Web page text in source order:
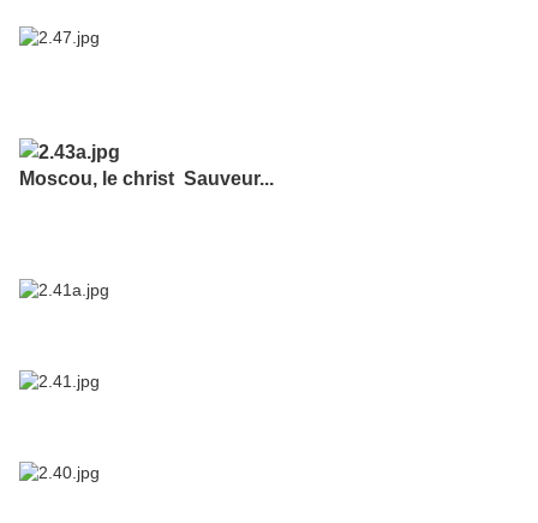
Moscou, le christ Sauveur...